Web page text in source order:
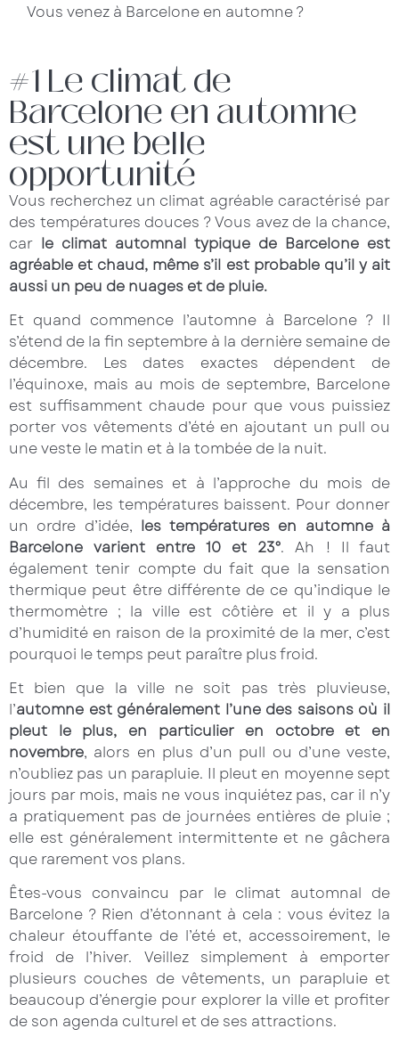
Vous venez à Barcelone en automne ?
#1 Le climat de
Barcelone en automne
est une belle
opportunité
Vous recherchez un climat agréable caractérisé par
des températures douces ? Vous avez de la chance,
car le climat automnal typique de Barcelone est
agréable et chaud, même s’il est probable qu’il y ait
aussi un peu de nuages et de pluie.
Et quand commence l’automne à Barcelone ? Il
s’étend de la fin septembre à la dernière semaine de
décembre. Les dates exactes dépendent de
l’équinoxe, mais au mois de septembre, Barcelone
est suffisamment chaude pour que vous puissiez
porter vos vêtements d’été en ajoutant un pull ou
une veste le matin et à la tombée de la nuit.
Au fil des semaines et à l’approche du mois de
décembre, les températures baissent. Pour donner
un ordre d’idée, les températures en automne à
Barcelone varient entre 10 et 23°. Ah ! Il faut
également tenir compte du fait que la sensation
thermique peut être différente de ce qu’indique le
thermomètre ; la ville est côtière et il y a plus
d’humidité en raison de la proximité de la mer, c’est
pourquoi le temps peut paraître plus froid.
Et bien que la ville ne soit pas très pluvieuse,
l’automne est généralement l’une des saisons où il
pleut le plus, en particulier en octobre et en
novembre, alors en plus d’un pull ou d’une veste,
n’oubliez pas un parapluie. Il pleut en moyenne sept
jours par mois, mais ne vous inquiétez pas, car il n’y
a pratiquement pas de journées entières de pluie ;
elle est généralement intermittente et ne gâchera
que rarement vos plans.
Êtes-vous convaincu par le climat automnal de
Barcelone ? Rien d’étonnant à cela : vous évitez la
chaleur étouffante de l’été et, accessoirement, le
froid de l’hiver. Veillez simplement à emporter
plusieurs couches de vêtements, un parapluie et
beaucoup d’énergie pour explorer la ville et profiter
de son agenda culturel et de ses attractions.